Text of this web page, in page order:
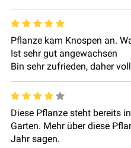
Pflanze kam Knospen an.
Ist sehr gut angewachsen
Bin sehr zufrieden, daher
Diese Pflanze steht bereits
Garten. Mehr über diese
Jahr sagen.